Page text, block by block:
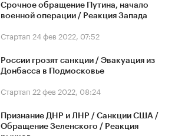
Срочное обращение Путина, начало
военной операции / Реакция Запада
Стартап 24 фев 2022, 07:52
России грозят санкции / Эвакуация из
Донбасса в Подмосковье
Стартап 22 фев 2022, 08:24
Признание ДНР и ЛНР / Санкции США /
Обращение Зеленского / Реакция